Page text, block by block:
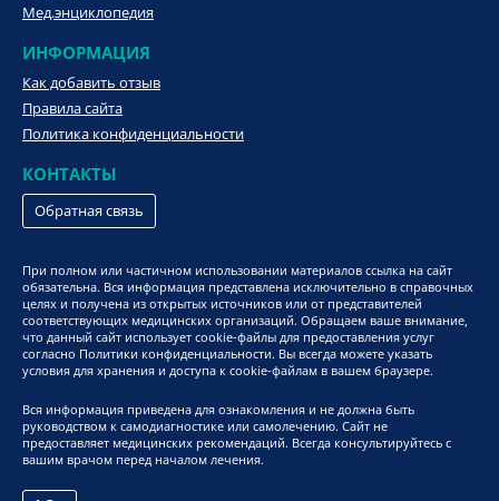
Мед.энциклопедия
ИНФОРМАЦИЯ
Как добавить отзыв
Правила сайта
Политика конфиденциальности
КОНТАКТЫ
Обратная связь
При полном или частичном использовании материалов ссылка на сайт
обязательна. Вся информация представлена исключительно в справочных
целях и получена из открытых источников или от представителей
соответствующих медицинских организаций. Обращаем ваше внимание,
что данный сайт использует cookie-файлы для предоставления услуг
согласно Политики конфиденциальности. Вы всегда можете указать
условия для хранения и доступа к cookie-файлам в вашем браузере.
Вся информация приведена для ознакомления и не должна быть
руководством к самодиагностике или самолечению. Сайт не
предоставляет медицинских рекомендаций. Всегда консультируйтесь с
вашим врачом перед началом лечения.